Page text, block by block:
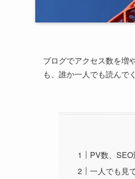
ブログでアクセス数を増
も、誰か一人でも読んで
PV数、
一人でも見